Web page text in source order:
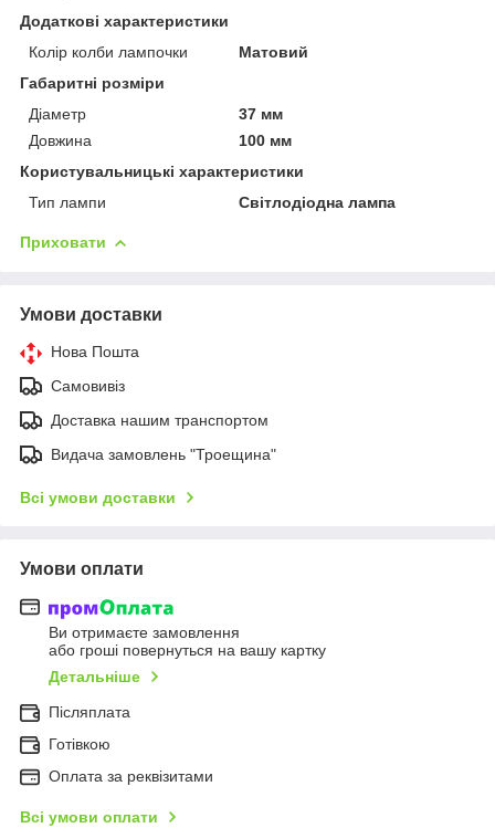
Додаткові характеристики
Колір колби лампочки
Матовий
Габаритні розміри
Діаметр
37 мм
Довжина
100 мм
Користувальницькі характеристики
Тип лампи
Світлодіодна лампа
Приховати
Умови доставки
Нова Пошта
Самовивіз
Доставка нашим транспортом
Видача замовлень "Троещина"
Всі умови доставки
Умови оплати
Ви отримаєте замовлення
або гроші повернуться на вашу картку
Детальніше
Післяплата
Готівкою
Оплата за реквізитами
Всі умови оплати